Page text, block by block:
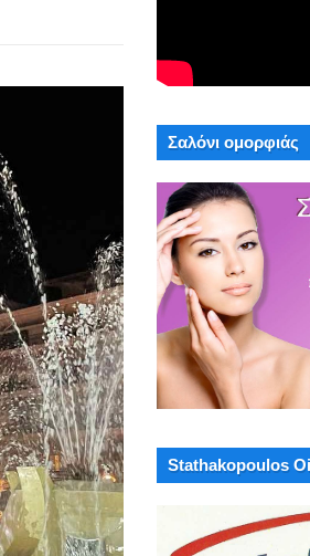
Σαλόνι ομορφιάς
Stathakopoulos